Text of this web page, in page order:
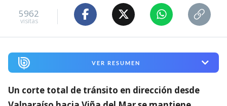
5962
visitas
VER RESUMEN
Un corte total de tránsito en dirección desde